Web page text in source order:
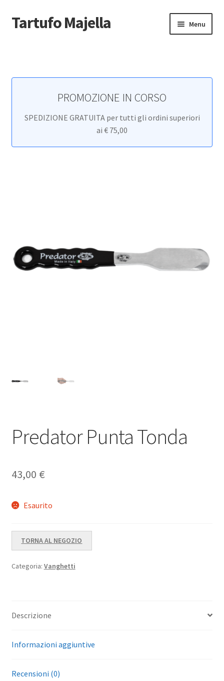
Vai
alla
Vai
al
Tartufo Majella Menu
Termini e Condizioni
PROMOZIONE IN CORSO
SPEDIZIONE GRATUITA per tutti gli ordini superiori
ai € 75,00
Predator Punta Tonda
43,00 €
Esaurito
TORNA AL NEGOZIO
Categoria: Vanghetti
Descrizione
Informazioni aggiuntive
Recensioni (0)